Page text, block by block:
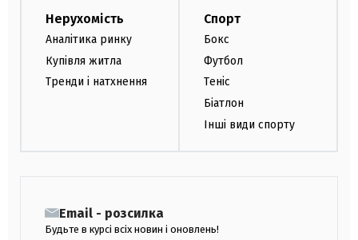
Нерухомість
Аналітика ринку
Купівля житла
Тренди і натхнення
Спорт
Бокс
Футбол
Теніс
Біатлон
Інші види спорту
Email - розсилка
Будьте в курсі всіх новин і оновлень!